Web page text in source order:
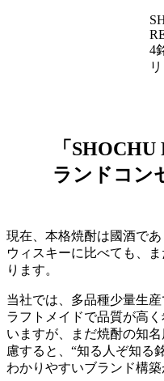
4
「
ランドコン
現在、本格焼酎は國酒で
ウィスキーに比べても、
ります。
当社では、多品種少量生
ラフトメイドで品質が高
いますが、まだ焼酎の知
慮すると、“知る人ぞ知る
わかりやすいブランド構築